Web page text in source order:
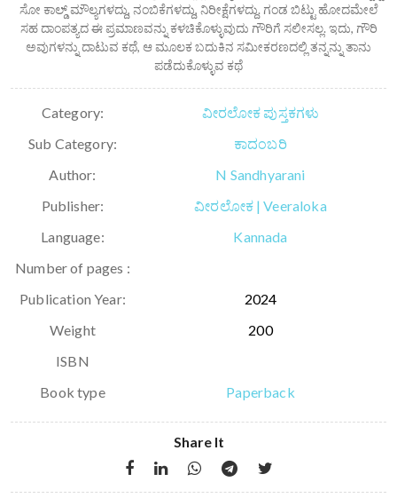
ಸೋ ಕಾಲ್ಡ್ ಮೌಲ್ಯಗಳದ್ದು, ನಂಬಿಕೆಗಳದ್ದು, ನಿರೀಕ್ಷೆಗಳದ್ದು. ಗಂಡ ಬಿಟ್ಟು ಹೋದಮೇಲೆ
ಸಹ ದಾಂಪತ್ಯದ ಈ ಪ್ರಮಾಣವನ್ನು ಕಳಚಿಕೊಳ್ಳುವುದು ಗೌರಿಗೆ ಸಲೀಸಲ್ಲ. ಇದು, ಗೌರಿ
ಅವುಗಳನ್ನು ದಾಟುವ ಕಥೆ, ಆ ಮೂಲಕ ಬದುಕಿನ ಸಮೀಕರಣದಲ್ಲಿ ತನ್ನನ್ನು ತಾನು
ಪಡೆದುಕೊಳ್ಳುವ ಕಥೆ
Category:
ವೀರಲೋಕ ಪುಸ್ತಕಗಳು
Sub Category:
ಕಾದಂಬರಿ
Author:
N Sandhyarani
Publisher:
ವೀರಲೋಕ | Veeraloka
Language:
Kannada
Number of pages :
Publication Year:
2024
Weight
200
ISBN
Book type
Paperback
Share It